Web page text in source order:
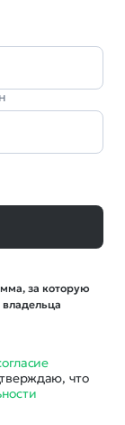
за которую
что